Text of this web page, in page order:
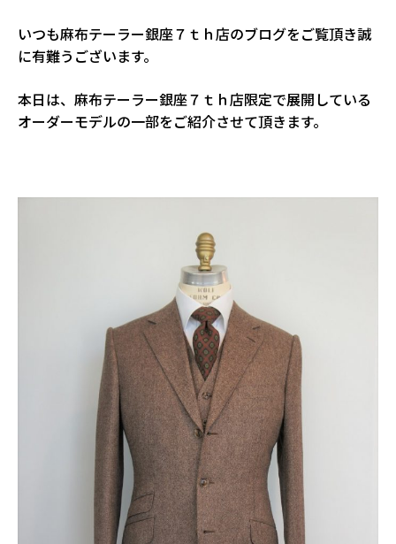
いつも麻布テーラー銀座７ｔｈ店のブログをご覧頂き誠
に有難うございます。
本日は、麻布テーラー銀座７ｔｈ店限定で展開している
オーダーモデルの一部をご紹介させて頂きます。